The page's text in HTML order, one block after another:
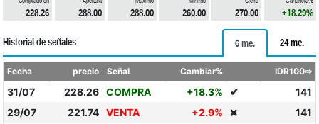
228.26 288.00 288.00 260.00 270.00 +18.29%
Historial de señales 6 me. 24 me.
Fecha precio Señal Cambiar% IDR100⇨
31/07 228.26 COMPRA +18.3% ✔
141
29/07
221.74 VENTA +2.9% ❌
141